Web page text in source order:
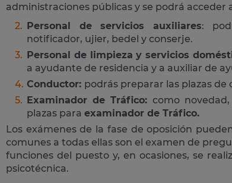
administraciones públicas y se podrá acceder
Personal de servicios auxiliares:
notificador, ujier, bedel y conserje.
Personal de limpieza y servicios
a ayudante de residencia y a auxiliar de
Conductor: podrás preparar las plazas
Examinador de Tráfico: como
plazas para examinador de Tráfico.
Los exámenes de la fase de oposición
comunes a todas ellas son el examen de
funciones del puesto y, en ocasiones, se
psicotécnica.